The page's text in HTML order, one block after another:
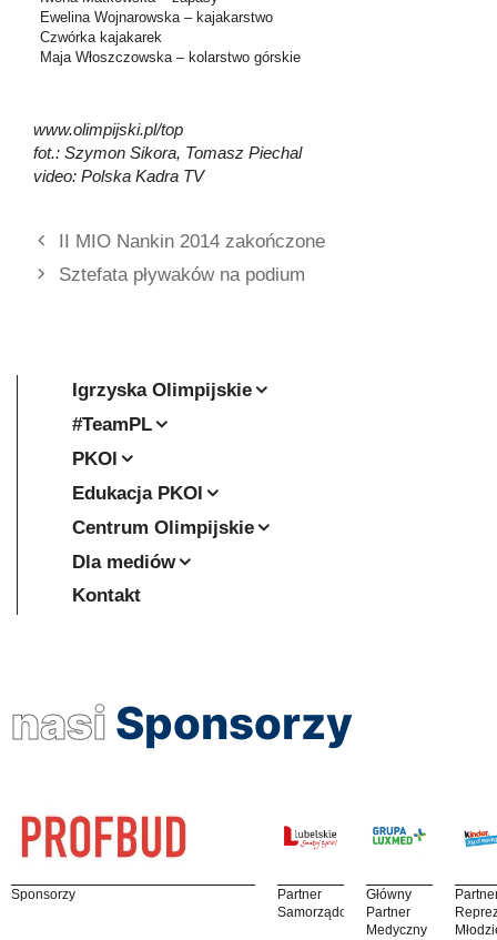
Ewelina Wojnarowska – kajakarstwo
Czwórka kajakarek
Maja Włoszczowska – kolarstwo górskie
www.olimpijski.pl/top
fot.: Szymon Sikora, Tomasz Piechal
video: Polska Kadra TV
II MIO Nankin 2014 zakończone
Sztefata pływaków na podium
Igrzyska Olimpijskie
#TeamPL
PKOl
Edukacja PKOl
Centrum Olimpijskie
Dla mediów
Kontakt
nasi Sponsorzy
Sponsorzy
Partner
Samorządowy
Główny
Partner
Medyczny